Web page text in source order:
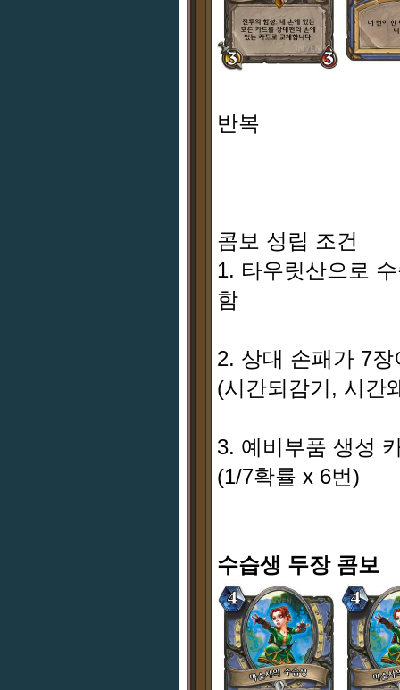
반복
콤보 성립 조건
1. 타우릿산으로
함
2. 상대 손패가 7장
(시간되감기, 시간
3. 예비부품 생성
(1/7확률 x 6번)
수습생 두장 콤보